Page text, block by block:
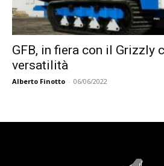
GFB, in fiera con il Grizzly
versatilità
Alberto Finotto - 06/06/2022